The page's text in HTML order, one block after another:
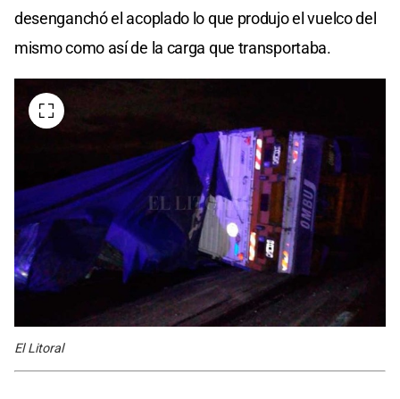
desenganchó el acoplado lo que produjo el vuelco del
mismo como así de la carga que transportaba.
El Litoral